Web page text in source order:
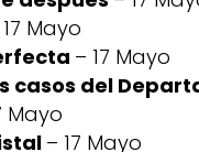
Mayo
– 17 Mayo
casos del
Mayo
– 17 Mayo